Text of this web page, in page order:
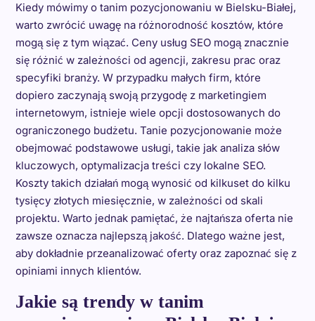
Kiedy mówimy o tanim pozycjonowaniu w Bielsku-Białej,
warto zwrócić uwagę na różnorodność kosztów, które
mogą się z tym wiązać. Ceny usług SEO mogą znacznie
się różnić w zależności od agencji, zakresu prac oraz
specyfiki branży. W przypadku małych firm, które
dopiero zaczynają swoją przygodę z marketingiem
internetowym, istnieje wiele opcji dostosowanych do
ograniczonego budżetu. Tanie pozycjonowanie może
obejmować podstawowe usługi, takie jak analiza słów
kluczowych, optymalizacja treści czy lokalne SEO.
Koszty takich działań mogą wynosić od kilkuset do kilku
tysięcy złotych miesięcznie, w zależności od skali
projektu. Warto jednak pamiętać, że najtańsza oferta nie
zawsze oznacza najlepszą jakość. Dlatego ważne jest,
aby dokładnie przeanalizować oferty oraz zapoznać się z
opiniami innych klientów.
Jakie są trendy w tanim